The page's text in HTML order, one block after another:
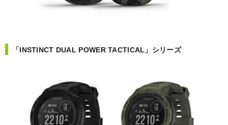
「INSTINCT DUAL POWER TACTICAL」シリーズ